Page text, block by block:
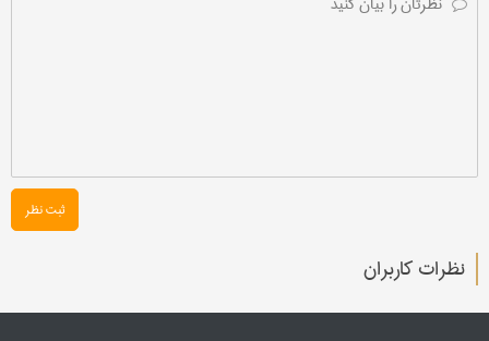
ثبت نظر
نظرات کاربران